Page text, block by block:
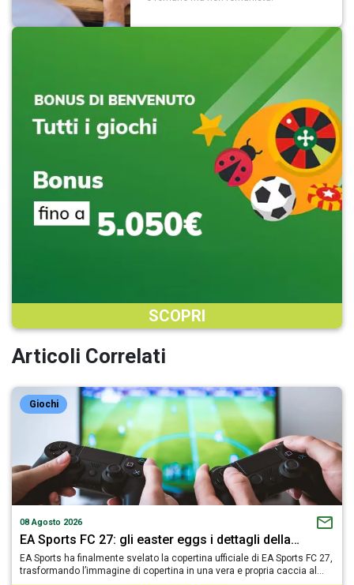
SCOPRI
Articoli Correlati
Giochi
08 Agosto 2026
EA Sports FC 27: gli easter eggs i dettagli della…
EA Sports ha finalmente svelato la copertina ufficiale di EA Sports FC 27,
trasformando l’immagine di copertina in una vera e propria caccia al…